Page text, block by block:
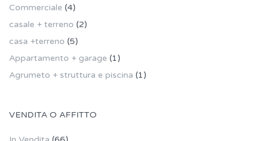
Commerciale (4)
casale + terreno (2)
casa +terreno (5)
Appartamento + garage (1)
Agrumeto + struttura e piscina (1)
VENDITA O AFFITTO